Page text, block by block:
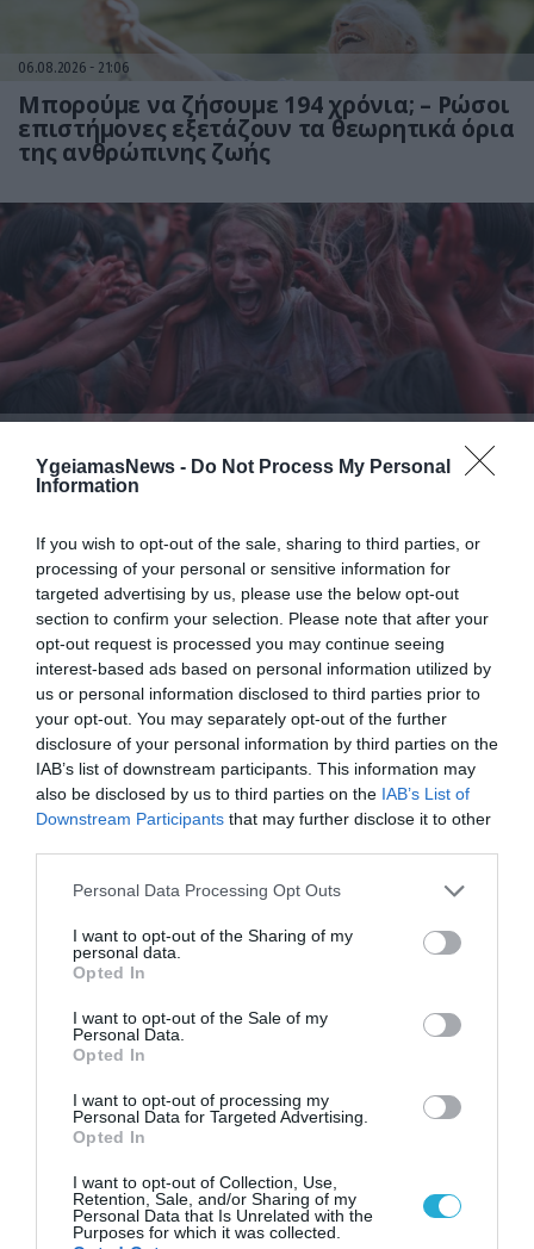
YgeiamasNews - Do Not Process My Personal
Information
If you wish to opt-out of the sale, sharing to third parties, or
processing of your personal or sensitive information for
targeted advertising by us, please use the below opt-out
section to confirm your selection. Please note that after your
opt-out request is processed you may continue seeing
interest-based ads based on personal information utilized by
us or personal information disclosed to third parties prior to
your opt-out. You may separately opt-out of the further
disclosure of your personal information by third parties on the
IAB’s list of downstream participants. This information may
also be disclosed by us to third parties on the IAB’s List of
Downstream Participants that may further disclose it to other
Please note that this website/app uses one or more Google
not limited to your visit or usage behaviour. You may click to
grant or deny consent to Google and its third-party tags to
use your data for below specified purposes in below Google
consent section.
Personal Data Processing Opt Outs
I want to opt-out of the Sharing of my
personal data.
Opted In
I want to opt-out of the Sale of my
Personal Data.
Opted In
I want to opt-out of processing my
Personal Data for Targeted Advertising.
Opted In
I want to opt-out of Collection, Use,
Retention, Sale, and/or Sharing of my
Personal Data that Is Unrelated with the
Purposes for which it was collected.
06.08.2026 21:06
Μπορούμε να ζήσουμε 194 χρόνια; – Ρώσοι
επιστήμονες εξετάζουν τα θεωρητικά όρια
της ανθρώπινης ζωής
06.08.2026 09:04
Δεν ήταν μόνο ηθικοί λόγοι: Γιατί
εξαφανίστηκε ο κανιβαλισμός από τις
έρευνα
01.08.2026 15:06
Αυτό είναι το σύμπτωμα του καρκίνου του
δέρματος που μπορεί να εντοπιστεί στο
01.08.2026 12:11
Ξυπνάτε και σέρνεστε από την κούραση;
8+1 απλές κινήσεις για περισσότερη
ενέργεια από το πρωί